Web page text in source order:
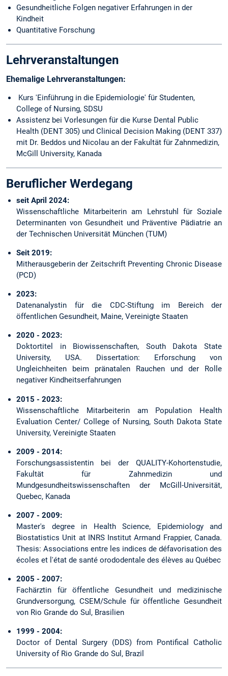
Gesundheitliche Folgen negativer Erfahrungen in der
Kindheit
Quantitative Forschung
Lehrveranstaltungen
Ehemalige Lehrveranstaltungen:
Kurs 'Einführung in die Epidemiologie' für Studenten,
College of Nursing, SDSU
Assistenz bei Vorlesungen für die Kurse Dental Public
Health (DENT 305) und Clinical Decision Making (DENT 337)
mit Dr. Beddos und Nicolau an der Fakultät für Zahnmedizin,
McGill University, Kanada
Beruflicher Werdegang
seit April 2024:
Wissenschaftliche Mitarbeiterin am Lehrstuhl für Soziale
Determinanten von Gesundheit und Präventive Pädiatrie an
der Technischen Universität München (TUM)
Seit 2019:
Mitherausgeberin der Zeitschrift Preventing Chronic Disease
(PCD)
2023:
Datenanalystin für die CDC-Stiftung im Bereich der
öffentlichen Gesundheit, Maine, Vereinigte Staaten
2020 - 2023:
Doktortitel in Biowissenschaften, South Dakota State
University, USA. Dissertation: Erforschung von
Ungleichheiten beim pränatalen Rauchen und der Rolle
negativer Kindheitserfahrungen
2015 - 2023:
Wissenschaftliche Mitarbeiterin am Population Health
Evaluation Center/ College of Nursing, South Dakota State
University, Vereinigte Staaten
2009 - 2014:
Forschungsassistentin bei der QUALITY-Kohortenstudie,
Fakultät für Zahnmedizin und
Mundgesundheitswissenschaften der McGill-Universität,
Quebec, Kanada
2007 - 2009:
Master's degree in Health Science, Epidemiology and
Biostatistics Unit at INRS Institut Armand Frappier, Canada.
Thesis: Associations entre les indices de défavorisation des
écoles et l'état de santé orododentale des élèves au Québec
2005 - 2007:
Fachärztin für öffentliche Gesundheit und medizinische
Grundversorgung, CSEM/Schule für öffentliche Gesundheit
von Rio Grande do Sul, Brasilien
1999 - 2004:
Doctor of Dental Surgery (DDS) from Pontifical Catholic
University of Rio Grande do Sul, Brazil